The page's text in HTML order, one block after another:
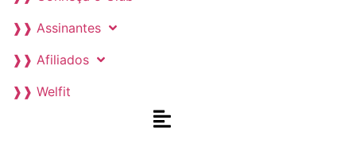
❱❱ Assinantes
❱❱ Afiliados
❱❱ Welfit